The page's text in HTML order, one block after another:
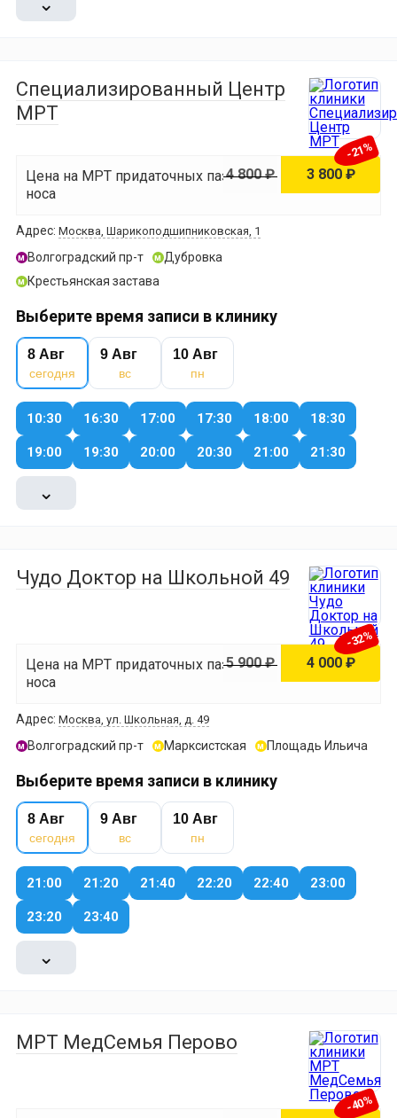
Специализированный Центр
МРТ
Цена на МРТ придаточных пазух
носа
3 800 ₽
4 800 ₽
-21%
Адрес: Москва, Шарикоподшипниковская, 1
м Волгоградский пр-т м Дубровка
м Крестьянская застава
Выберите время записи в клинику
8 Авг
сегодня
9 Авг
вс
10 Авг
пн
10:30 16:30 17:00 17:30 18:00 18:30
19:00 19:30 20:00 20:30 21:00 21:30
⌄
Чудо Доктор на Школьной 49
Цена на МРТ придаточных пазух
носа
4 000 ₽
5 900 ₽
-32%
Адрес: Москва, ул. Школьная, д. 49
м Волгоградский пр-т м Марксистская м Площадь Ильича
Выберите время записи в клинику
8 Авг
сегодня
9 Авг
вс
10 Авг
пн
21:00 21:20 21:40 22:20 22:40 23:00
23:20 23:40
⌄
МРТ МедСемья Перово
-40%